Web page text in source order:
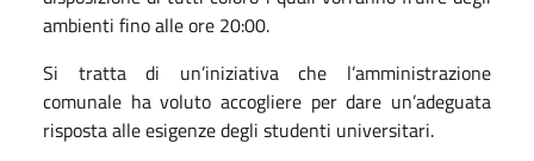
ambienti fino alle ore 20:00.
Si tratta di un’iniziativa che l’amministrazione
comunale ha voluto accogliere per dare un’adeguata
risposta alle esigenze degli studenti universitari.